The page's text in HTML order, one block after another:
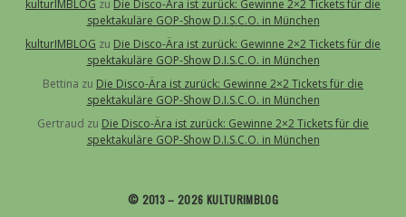
kulturIMBLOG zu Die Disco-Ära ist zurück: Gewinne 2×2 Tickets für die
spektakuläre GOP-Show D.I.S.C.O. in München
kulturIMBLOG zu Die Disco-Ära ist zurück: Gewinne 2×2 Tickets für die
spektakuläre GOP-Show D.I.S.C.O. in München
Bettina zu Die Disco-Ära ist zurück: Gewinne 2×2 Tickets für die
spektakuläre GOP-Show D.I.S.C.O. in München
Gertraud zu Die Disco-Ära ist zurück: Gewinne 2×2 Tickets für die
spektakuläre GOP-Show D.I.S.C.O. in München
© 2013 – 2026 KULTURIMBLOG